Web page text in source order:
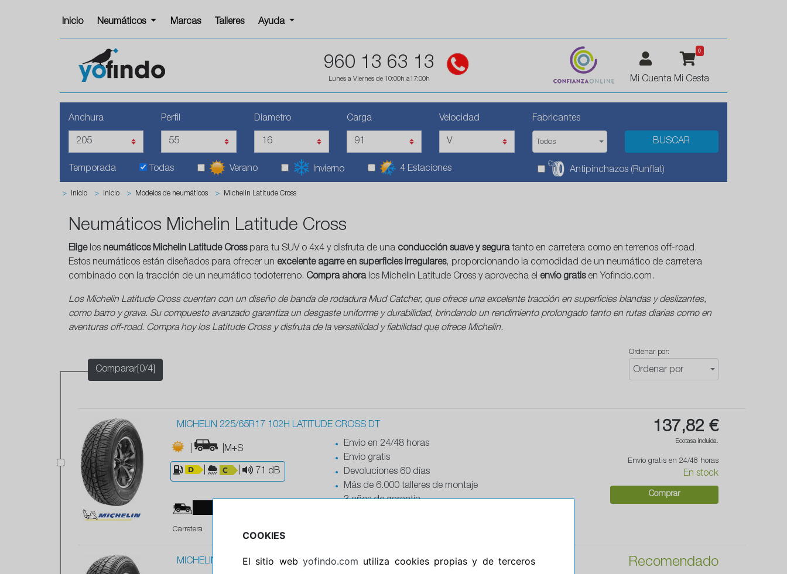
Inicio Neumáticos Marcas Talleres Ayuda
960 13 63 13
Lunes a Viernes de 10:00h a17:00h Mi Cuenta
0
Mi Cesta
Anchura Perfil Diametro Carga Velocidad Fabricantes
Todos
Temporada Todas Verano Invierno 4 Estaciones Antipinchazos (Runflat)
> Inicio > Inicio > Modelos de neumáticos > Michelin Latitude Cross
Neumáticos Michelin Latitude Cross
Eligelos neumáticos Michelin Latitude Crosspara tu SUV o 4x4 y disfruta de una conducción suave y seguratanto en carretera como en terrenos off-road.
Estos neumáticos están diseñados para ofrecer un excelente agarre en superficies irregulares, proporcionando la comodidad de un neumático de carretera
combinado con la tracción de un neumático todoterreno. Compra ahoralos Michelin Latitude Cross y aprovecha el envío gratisen Yofindo.com.
Los Michelin Latitude Cross cuentan con un diseño de banda de rodadura Mud Catcher, que ofrece una excelente tracción en superficies blandas y deslizantes,
como barro y grava. Su compuesto avanzado garantiza un desgaste uniforme y durabilidad, brindando un rendimiento prolongado tanto en rutas diarias como en
aventuras off-road. Compra hoy los Latitude Cross y disfruta de la versatilidad y fiabilidad que ofrece Michelin.
Comparar[0/4]
Ordenar por:
Ordenar por
MICHELIN 225/65R17 102H LATITUDE CROSS DT
|M+S
71 dB
Carretera
Envío en 24/48 horas
Envío gratis
Devoluciones 60 días
Más de 6.000 talleres de montaje
3 años de garantía
137,82 €
Ecotasa incluida.
Envío gratis en 24/48 horas
En stock
Comprar
MICHELIN 225/75R15 102T LATITUDE CROSS Recomendado
COOKIES
El sitio web yofindo.com utiliza cookies propias y de terceros